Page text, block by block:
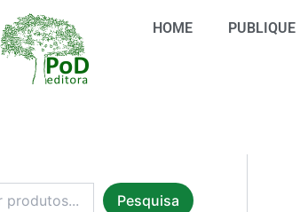
HOME PUBLIQUE
Pesquisa